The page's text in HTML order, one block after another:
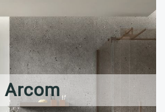
Arcom